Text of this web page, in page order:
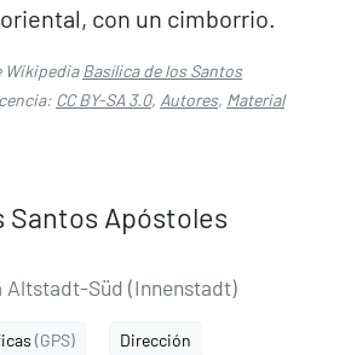
con un cimborrio.
WikipediaBasílica de los Santos
CC BY-SA 3.0, Autores, Material
Santos Apóstoles
Altstadt-Süd (Innenstadt)
(GPS) Dirección